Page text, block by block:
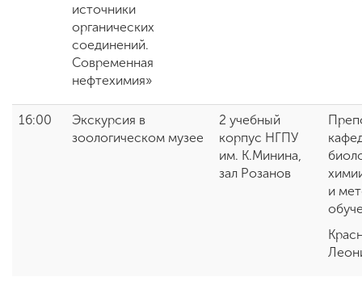
источники
органических
соединений.
Современная
нефтехимия»
16:00
Экскурсия в
зоологическом музее
2 учебный
корпус НГПУ
им. К.Минина,
зал Розанов
и